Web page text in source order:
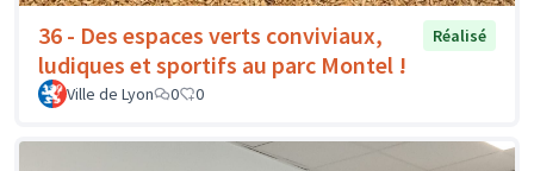
36 - Des espaces verts conviviaux,
ludiques et sportifs au parc Montel !
Réalisé
Ville de Lyon 0 0